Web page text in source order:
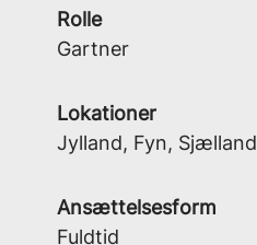
Rolle
Gartner
Lokationer
Jylland, Fyn, Sjælland
Ansættelsesform
Fuldtid